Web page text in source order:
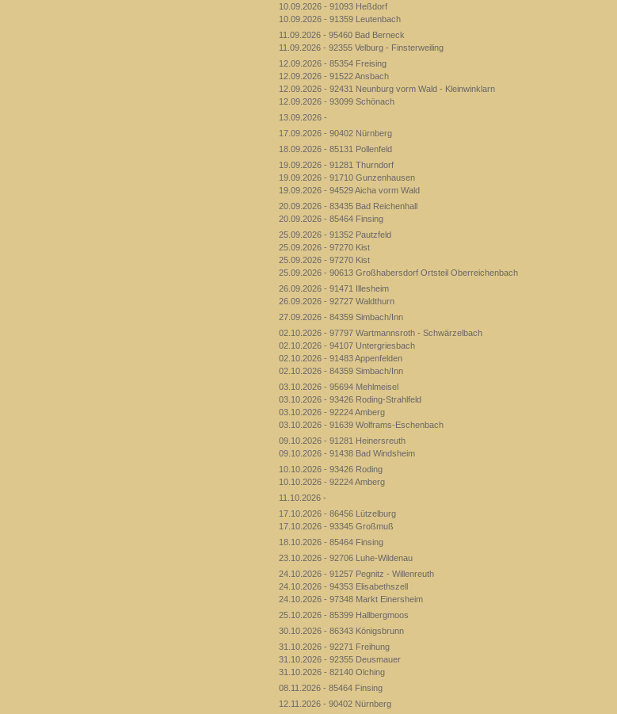
10.09.2026 - 91093 Heßdorf
10.09.2026 - 91359 Leutenbach
11.09.2026 - 95460 Bad Berneck
11.09.2026 - 92355 Velburg - Finsterweiling
12.09.2026 - 85354 Freising
12.09.2026 - 91522 Ansbach
12.09.2026 - 92431 Neunburg vorm Wald - Kleinwinklarn
12.09.2026 - 93099 Schönach
13.09.2026 -
17.09.2026 - 90402 Nürnberg
18.09.2026 - 85131 Pollenfeld
19.09.2026 - 91281 Thurndorf
19.09.2026 - 91710 Gunzenhausen
19.09.2026 - 94529 Aicha vorm Wald
20.09.2026 - 83435 Bad Reichenhall
20.09.2026 - 85464 Finsing
25.09.2026 - 91352 Pautzfeld
25.09.2026 - 97270 Kist
25.09.2026 - 97270 Kist
25.09.2026 - 90613 Großhabersdorf Ortsteil Oberreichenbach
26.09.2026 - 91471 Illesheim
26.09.2026 - 92727 Waldthurn
27.09.2026 - 84359 Simbach/Inn
02.10.2026 - 97797 Wartmannsroth - Schwärzelbach
02.10.2026 - 94107 Untergriesbach
02.10.2026 - 91483 Appenfelden
02.10.2026 - 84359 Simbach/Inn
03.10.2026 - 95694 Mehlmeisel
03.10.2026 - 93426 Roding-Strahlfeld
03.10.2026 - 92224 Amberg
03.10.2026 - 91639 Wolframs-Eschenbach
09.10.2026 - 91281 Heinersreuth
09.10.2026 - 91438 Bad Windsheim
10.10.2026 - 93426 Roding
10.10.2026 - 92224 Amberg
11.10.2026 -
17.10.2026 - 86456 Lützelburg
17.10.2026 - 93345 Großmuß
18.10.2026 - 85464 Finsing
23.10.2026 - 92706 Luhe-Wildenau
24.10.2026 - 91257 Pegnitz - Willenreuth
24.10.2026 - 94353 Elisabethszell
24.10.2026 - 97348 Markt Einersheim
25.10.2026 - 85399 Hallbergmoos
30.10.2026 - 86343 Königsbrunn
31.10.2026 - 92271 Freihung
31.10.2026 - 92355 Deusmauer
31.10.2026 - 82140 Olching
08.11.2026 - 85464 Finsing
12.11.2026 - 90402 Nürnberg